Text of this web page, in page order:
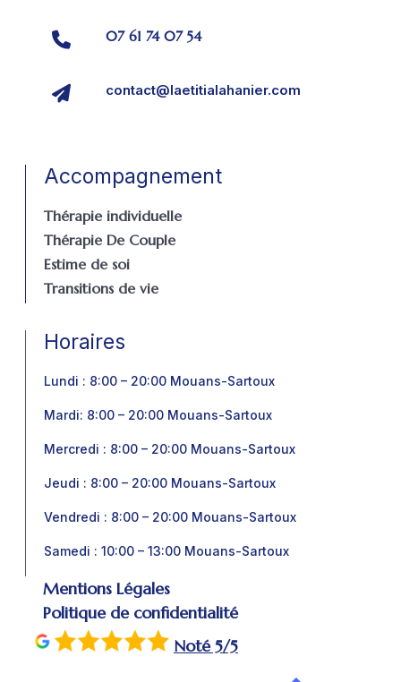
07 61 74 07 54
contact@laetitialahanier.com
Accompagnement
Thérapie individuelle
Thérapie De Couple
Estime de soi
Transitions de vie
Horaires
Lundi : 8:00 – 20:00 Mouans-Sartoux
Mardi: 8:00 – 20:00 Mouans-Sartoux
Mercredi : 8:00 – 20:00 Mouans-Sartoux
Jeudi : 8:00 – 20:00 Mouans-Sartoux
Vendredi : 8:00 – 20:00 Mouans-Sartoux
Samedi : 10:00 – 13:00 Mouans-Sartoux
Mentions Légales
Politique de confidentialité
Noté 5/5